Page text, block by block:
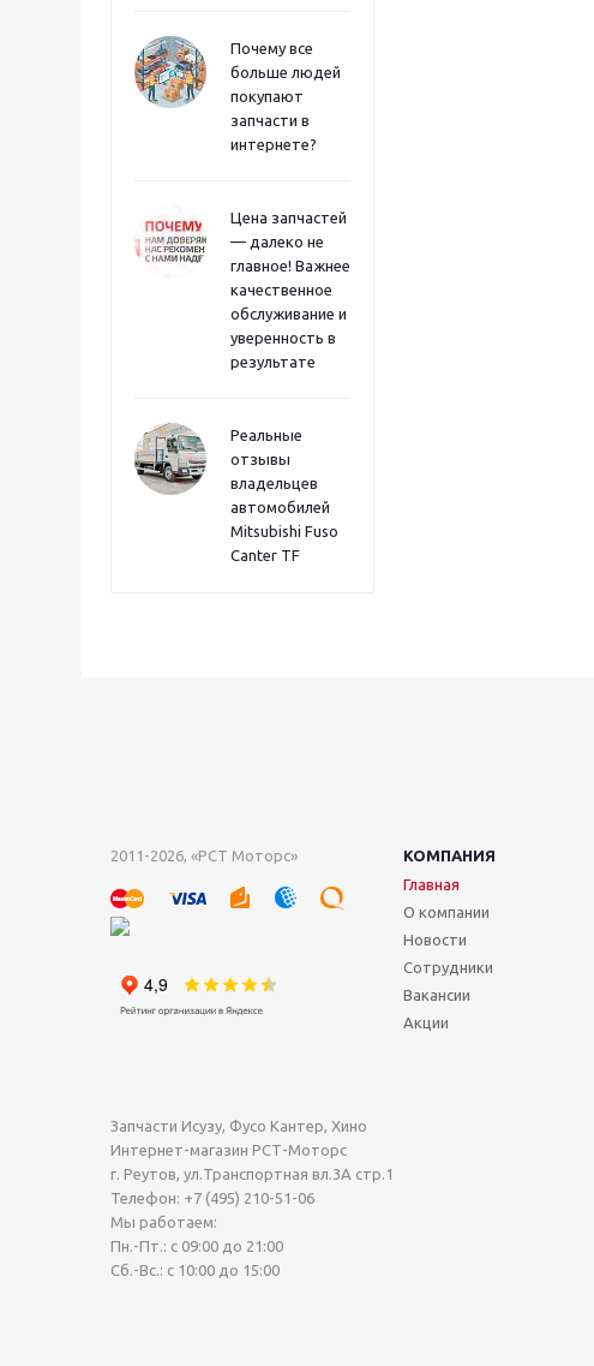
Почему все
больше людей
покупают
запчасти в
интернете?
Цена запчастей
— далеко не
главное! Важнее
качественное
обслуживание и
уверенность в
результате
Реальные
отзывы
владельцев
автомобилей
Mitsubishi Fuso
Canter TF
2011-2026, «РСТ Моторс» КОМПАНИЯ
Главная
О компании
Новости
Сотрудники
Вакансии
Акции
Запчасти Исузу, Фусо Кантер, Хино
Интернет-магазин РСТ-Моторс
г. Реутов, ул.Транспортная вл.3А стр.1
Телефон: +7 (495) 210-51-06
Мы работаем:
Пн.-Пт.: с 09:00 до 21:00
Сб.-Вс.: с 10:00 до 15:00